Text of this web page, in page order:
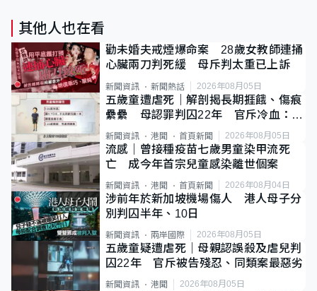
其他人也在看
勸未婚夫戒煙爆命案 28歲女教師連捅
心臟兩刀判死緩 母斥判太重已上訴
新聞資訊 新聞熱話 2026年08月05日
五歲童遭虐死｜解剖揭長期捱餓、傷痕
纍纍 母認罪判囚22年 官斥冷血：同
類案最惡劣
新聞資訊 港聞 首頁新聞 2026年08月05日
流感｜曾接種疫苗七歲男童染甲流死
亡 成今年首宗兒童感染離世個案
新聞資訊 港聞 首頁新聞 2026年08月04日
涉前年於新加坡機場傷人 港人母子分
別判囚半年、10日
新聞資訊 兩岸國際 2026年08月05日
五歲童疑遭虐死｜母親認誤殺及虐兒判
囚22年 官斥被告殘忍、同類案最惡劣
新聞資訊 港聞 2026年08月05日